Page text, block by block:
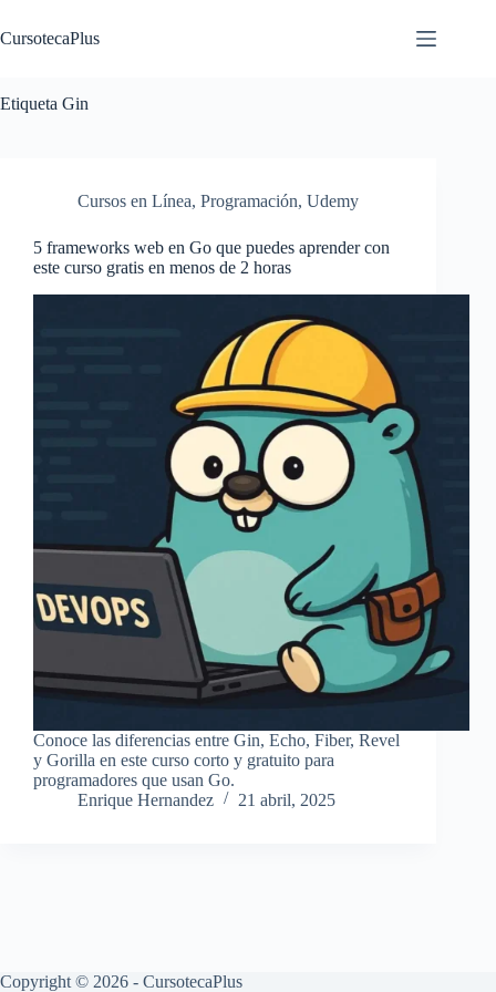
al
contenido
CursotecaPlus
Etiqueta Gin
Cursos en Línea, Programación, Udemy
5 frameworks web en Go que puedes aprender con
este curso gratis en menos de 2 horas
Conoce las diferencias entre Gin, Echo, Fiber, Revel
y Gorilla en este curso corto y gratuito para
programadores que usan Go.
Enrique Hernandez
21 abril, 2025
Copyright © 2026 - CursotecaPlus